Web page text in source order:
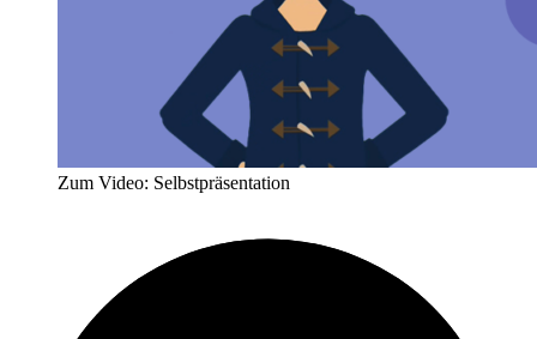
Zum Video: Selbstpräsentation